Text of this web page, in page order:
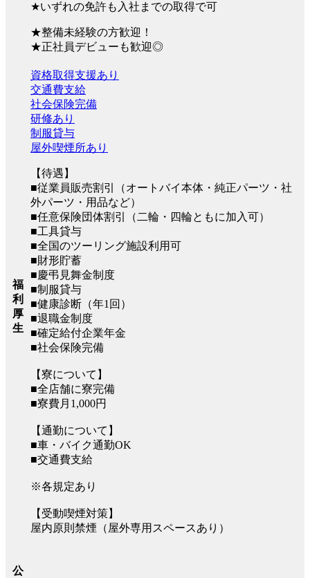
★いずれの免許も入社までの取得で可
★整備未経験の方歓迎！
★正社員デビューも歓迎◎
福
利
厚
生
資格取得支援あり
交通費支給
社会保険完備
研修あり
制服貸与
屋外喫煙所あり
【待遇】
■従業員販売割引（オートバイ本体・純正パーツ・社
外パーツ・用品など）
■任意保険団体割引（二輪・四輪ともに加入可）
■工具貸与
■全国のツーリング施設利用可
■財形貯蓄
■慶弔見舞金制度
■制服貸与
■健康診断（年1回）
■退職金制度
■確定給付企業年金
■社会保険完備
【寮について】
■全店舗に寮完備
■寮費月1,000円
【通勤について】
■車・バイク通勤OK
■交通費支給
※各規定あり
【受動喫煙対策】
屋内原則禁煙（屋外専用スペースあり）
公